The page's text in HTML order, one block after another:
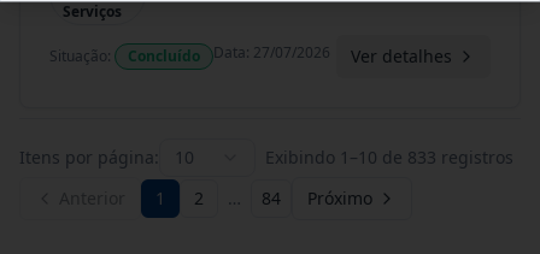
Serviços
Situação: Concluído Data: 27/07/2026 Ver detalhes
Itens por página: 10 Exibindo 1 –10 de 833 registros
1 2 … 84 Próximo